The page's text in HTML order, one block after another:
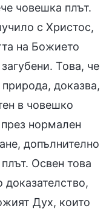
човешка плът.
с Христос,
на Божието
Това, че
доказва,
в човешко
нормален
допълнително
Освен това
доказателство,
Дух, които